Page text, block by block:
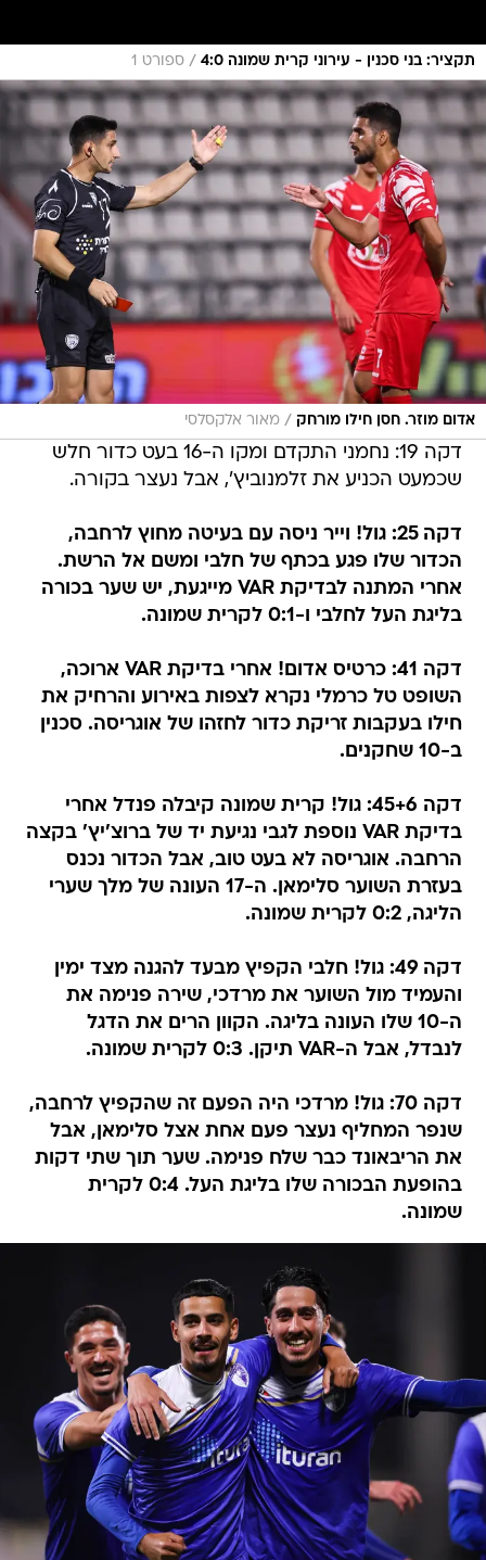
תקציר: בני סכנין - עירוני קרית שמונה 4:0 / ספורט 1
אדום מוזר. חסן חילו מורחק / מאור אלקסלסי
דקה 19: נחמני התקדם ומקו ה-16 בעט כדור חלש
שכמעט הכניע את זלמנוביץ', אבל נעצר בקורה.
דקה 25: גול! וייר ניסה עם בעיטה מחוץ לרחבה,
הכדור שלו פגע בכתף של חלבי ומשם אל הרשת.
אחרי המתנה לבדיקת VAR מייגעת, יש שער בכורה
בליגת העל לחלבי ו-0:1 לקרית שמונה.
דקה 41: כרטיס אדום! אחרי בדיקת VAR ארוכה,
השופט טל כרמלי נקרא לצפות באירוע והרחיק את
חילו בעקבות זריקת כדור לחזהו של אוגריסה. סכנין
ב-10 שחקנים.
דקה 45+6: גול! קרית שמונה קיבלה פנדל אחרי
בדיקת VAR נוספת לגבי נגיעת יד של ברוצ'יץ' בקצה
הרחבה. אוגריסה לא בעט טוב, אבל הכדור נכנס
בעזרת השוער סלימאן. ה-17 העונה של מלך שערי
הליגה, 0:2 לקרית שמונה.
דקה 49: גול! חלבי הקפיץ מבעד להגנה מצד ימין
והעמיד מול השוער את מרדכי, שירה פנימה את
ה-10 שלו העונה בליגה. הקוון הרים את הדגל
לנבדל, אבל ה-VAR תיקן. 0:3 לקרית שמונה.
דקה 70: גול! מרדכי היה הפעם זה שהקפיץ לרחבה,
שנפר המחליף נעצר פעם אחת אצל סלימאן, אבל
את הריבאונד כבר שלח פנימה. שער תוך שתי דקות
בהופעת הבכורה שלו בליגת העל. 0:4 לקרית
שמונה.